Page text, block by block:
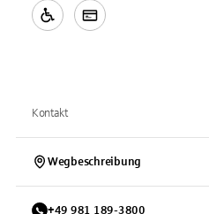
Kontakt
Wegbeschreibung
+49 981 189-3800